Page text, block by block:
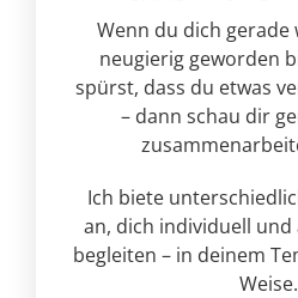
Wenn du dich gerade
neugierig geworden
spürst, dass du etwas
– dann schau dir
Ich biete
an, dich individuell
begleiten – in deinem
Weise.